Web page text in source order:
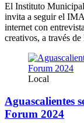
El Instituto
invita a seguir el
internet con
creativos, a través de
Local
Aguascalientes
Forum 2024